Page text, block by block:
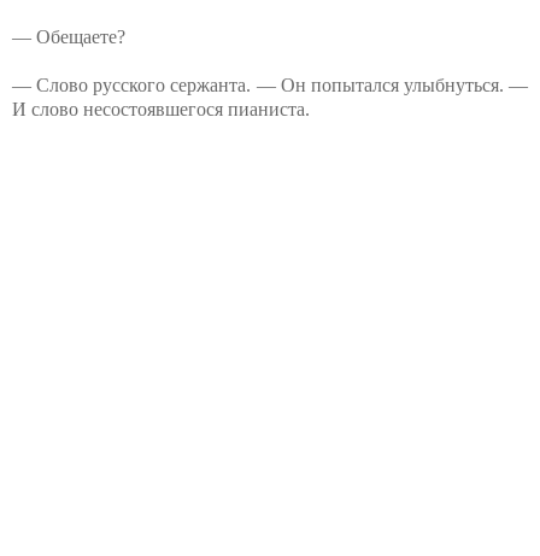
— Обещаете?
— Слово русского сержанта. — Он попытался улыбнуться. —
И слово несостоявшегося пианиста.